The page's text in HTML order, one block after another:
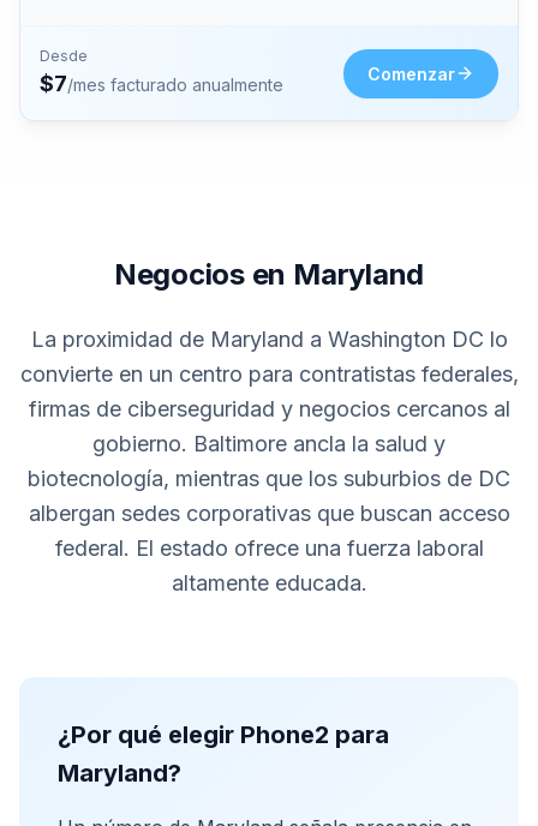
Desde
$7/mes facturado anualmente
Comenzar
Negocios en Maryland
La proximidad de Maryland a Washington DC lo
convierte en un centro para contratistas federales,
firmas de ciberseguridad y negocios cercanos al
gobierno. Baltimore ancla la salud y
biotecnología, mientras que los suburbios de DC
albergan sedes corporativas que buscan acceso
federal. El estado ofrece una fuerza laboral
altamente educada.
¿Por qué elegir Phone2 para
Maryland?